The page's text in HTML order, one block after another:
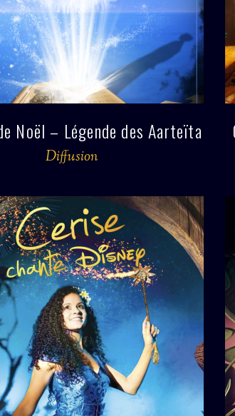
Noël – Légende des Aarteïta
Diffusion